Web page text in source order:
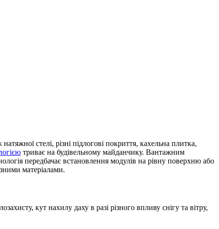
стелі, різні підлогові покриття, кахельна плитка,
триває на будівельному майданчику. Вантажним
передбачає встановлення модулів на рівну поверхню або
матеріалами.
кут нахилу даху в разі різного впливу снігу та вітру,